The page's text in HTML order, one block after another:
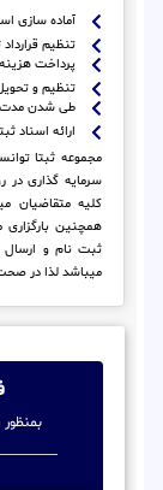
آماده سازی
تنظیم
پرداخت
تنظیم و
طی شدن مدت
ارائه اسناد
مجموعه ثبتا
سرمایه گذاری در
کلیه متقاضیان
همچنین
ثبت نام و ارسال
میباشد لذا در